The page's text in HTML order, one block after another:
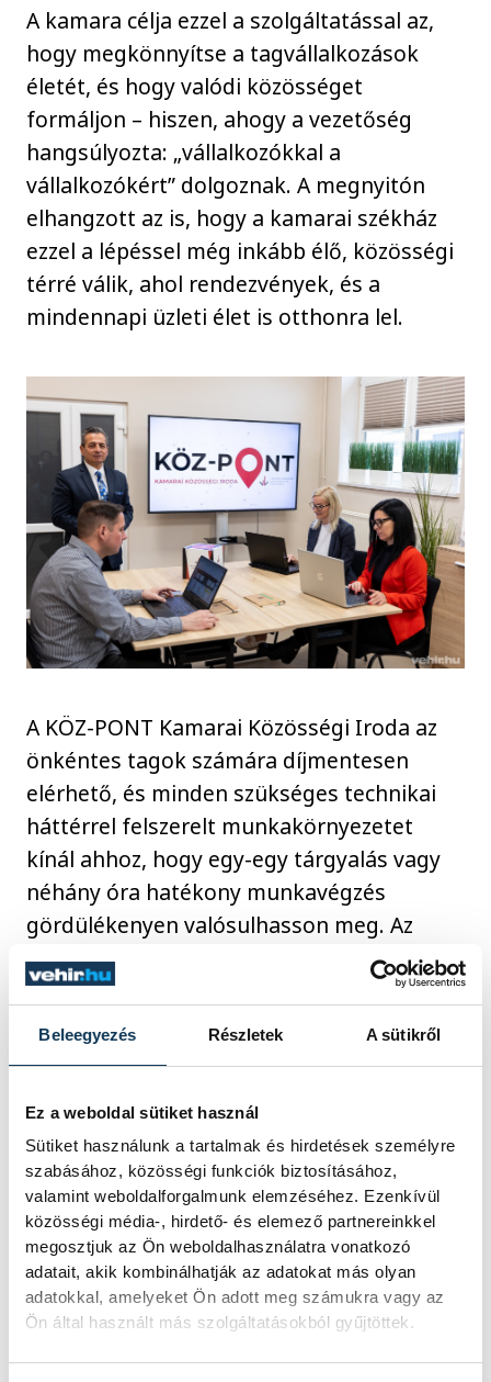
Beleegyezés Részletek A sütikről
Ez a weboldal sütiket használ
Sütiket használunk a tartalmak és hirdetések személyre
szabásához, közösségi funkciók biztosításához,
valamint weboldalforgalmunk elemzéséhez. Ezenkívül
közösségi média-, hirdető- és elemező partnereinkkel
megosztjuk az Ön weboldalhasználatra vonatkozó
adatait, akik kombinálhatják az adatokat más olyan
adatokkal, amelyeket Ön adott meg számukra vagy az
Ön által használt más szolgáltatásokból gyűjtöttek.
A kamara célja ezzel a szolgáltatással az,
hogy megkönnyítse a tagvállalkozások
életét, és hogy valódi közösséget
formáljon – hiszen, ahogy a vezetőség
hangsúlyozta: „vállalkozókkal a
vállalkozókért” dolgoznak. A megnyitón
elhangzott az is, hogy a kamarai székház
ezzel a lépéssel még inkább élő, közösségi
térré válik, ahol rendezvények, és a
mindennapi üzleti élet is otthonra lel.
A KÖZ-PONT Kamarai Közösségi Iroda az
önkéntes tagok számára díjmentesen
elérhető, és minden szükséges technikai
háttérrel felszerelt munkakörnyezetet
kínál ahhoz, hogy egy-egy tárgyalás vagy
néhány óra hatékony munkavégzés
gördülékenyen valósulhasson meg. Az
iparkamara bízik benne, hogy a tér hamar
népszerű lesz, és a vállalkozások szívesen
élnek majd az új lehetőséggel.
közélet
Veszprém Megyei Kereskedelmi és
Iparkamara
vehir.hu
FOTÓS
Szalai